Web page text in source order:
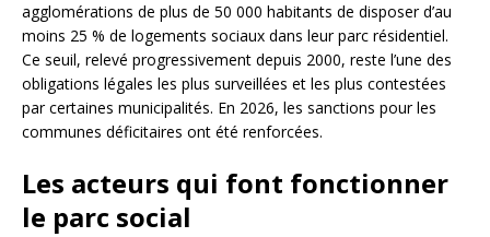
agglomérations de plus de 50 000 habitants de disposer d’au
moins 25 % de logements sociaux dans leur parc résidentiel.
Ce seuil, relevé progressivement depuis 2000, reste l’une des
obligations légales les plus surveillées et les plus contestées
par certaines municipalités. En 2026, les sanctions pour les
communes déficitaires ont été renforcées.
Les acteurs qui font fonctionner
le parc social